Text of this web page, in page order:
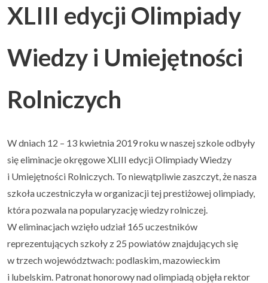
Kierunki kształcenia
Kursy zawodowe
Podlaskie Kukułki
Rekrutacja ▼
Kontakt
XLIII edycji Olimpiady
Wiedzy i Umiejętności
Rolniczych
W dniach 12 – 13 kwietnia 2019 roku w naszej szkole odbyły
się eliminacje okręgowe XLIII edycji Olimpiady Wiedzy
i Umiejętności Rolniczych. To niewątpliwie zaszczyt, że nasza
szkoła uczestniczyła w organizacji tej prestiżowej olimpiady,
która pozwala na popularyzację wiedzy rolniczej.
W eliminacjach wzięło udział 165 uczestników
reprezentujących szkoły z 25 powiatów znajdujących się
w trzech województwach: podlaskim, mazowieckim
i lubelskim. Patronat honorowy nad olimpiadą objęła rektor